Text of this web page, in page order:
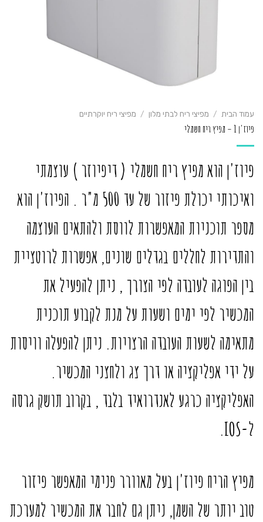
עמוד הבית / מפיצי ריח לבתי מלון / מפיצי ריח יוקרתיים
פיוז'ן 1 – מפיץ ריח חשמלי
פיוז'ן הוא מפיץ ריח חשמלי ( דיפיוזר ) עוצמתי
ואיכותי יכולת פיזור של עד 500 מ"ר . הפיוז'ן הוא
מספר תוכניות המאפשרות לווסת ולהתאים העוצמה
והתדירות לחללים בגדלים שונים, אפשרות לרוטציית
בין הפוגה לעובדה לפי הצורך , ניתן להפעיל את
המכשיר לפי ימים ושעות על מנת לקבוע תוכנית
מתאימה לשעות העובדה הרצויות. ניתן להפעלה וויסות
על ידי אפליקציה או דרך צג ולחצני המכשיר.
האפליקציה כרגע לאנדרואיד בלבד , בקרוב תושק גרסה
ל-IOS.
מפיץ הריח פיוז'ן בעל מאוורר פנימי המאפשר פיזור
טוב יותר של השמן, ניתן גם לחבר את המכשיר למערכת